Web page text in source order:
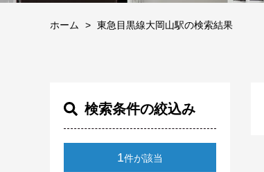
ホーム 東急目黒線大岡山駅の検索結果
検索条件の絞込み
1件が該当